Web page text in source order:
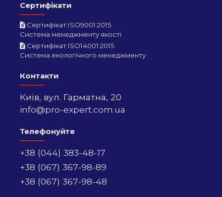
Сертифікати
Сертифікат ISO9001:2015
Система менеджменту якості
Сертифікат ISO14001:2015
Система екологічного менеджменту
Контакти
Київ, вул. Гарматна, 20
info@pro-expert.com.ua
Телефонуйте
+38 (044) 383-48-17
+38 (067) 367-98-89
+38 (067) 367-98-48